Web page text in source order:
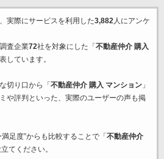
実際にサービスを利用した3,882人にアンケ
査企業72社を対象にした「 不動産仲介 購入
しています。
切り口から「 不動産仲介 購入 マンション」
や評判といった、実際のユーザーの声も掲
足度”からも比較することで「 不動産仲介
てください。